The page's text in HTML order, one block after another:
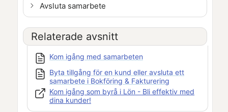
Avsluta samarbete
Relaterade avsnitt
Kom igång med samarbeten
Byta tillgång för en kund eller avsluta ett
samarbete i Bokföring & Fakturering
Kom igång som byrå i Lön - Bli effektiv med
dina kunder!